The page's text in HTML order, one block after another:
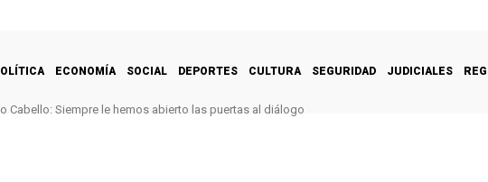
ECONOMÍA SOCIAL DEPORTES CULTURA SEGURIDAD JUDICIALES
Cabello: Siempre le hemos abierto las puertas al diálogo